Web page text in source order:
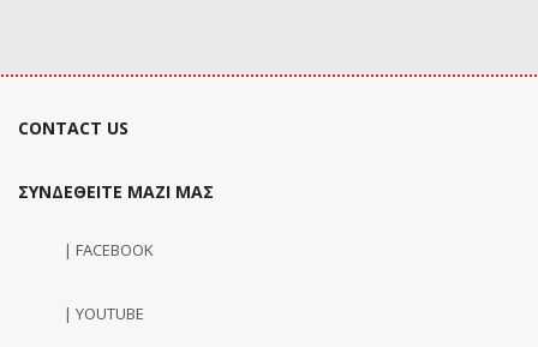
CONTACT US
ΣΥΝΔΕΘΕΙΤΕ ΜΑΖΙ ΜΑΣ
| FACEBOOK
| YOUTUBE